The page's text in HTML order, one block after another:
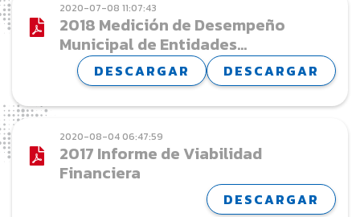
2020-07-08 11:07:43
2018 Medición de Desempeño
Municipal de Entidades
Territoriales Valle del Cauca,
Vigencia 2018
DESCARGAR
DESCARGAR
2020-08-04 06:47:59
2017 Informe de Viabilidad
Financiera
DESCARGAR